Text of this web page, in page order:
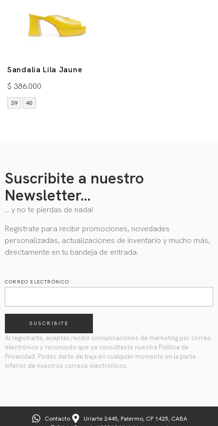
Sandalia Lila Jaune
$ 386.000
39 40
Suscribite a nuestro
Newsletter...
… y no te pierdas de nada!
Registrate para recibir promociones, novedades
personalizadas, actualizaciones de inventario y mucho más,
directamente en tu bandeja de entrada.
CORREO ELECTRÓNICO
SUSCRIBITE
Al registrarte, aceptás recibir comunicaciones de marketing por correo
electrónico y reconocés que ya consultaste nuestra Política de
Privacidad. Podés darte de baja en cualquier momento en la parte
inferior de nuestros correos electrónicos.
Contacto
Uriarte 2445, Palermo, CP 1425, CABA